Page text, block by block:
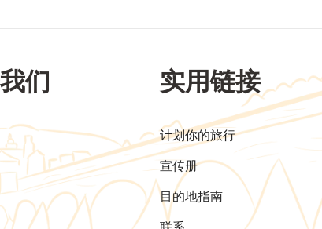
们 实用链接
计划你的旅行
宣传册
目的地指南